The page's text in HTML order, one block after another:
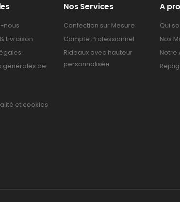
nous
Livraison
générales de
et cookies
Nos Services
Confection sur Mesure
Compte Professionnel
Rideaux avec hauteur
personnalisée
A
Qui
Nos
Notre